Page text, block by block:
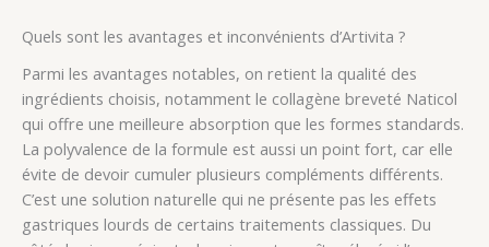
Quels sont les avantages et inconvénients d’Artivita ?
Parmi les avantages notables, on retient la qualité des
ingrédients choisis, notamment le collagène breveté Naticol
qui offre une meilleure absorption que les formes standards.
La polyvalence de la formule est aussi un point fort, car elle
évite de devoir cumuler plusieurs compléments différents.
C’est une solution naturelle qui ne présente pas les effets
gastriques lourds de certains traitements classiques. Du